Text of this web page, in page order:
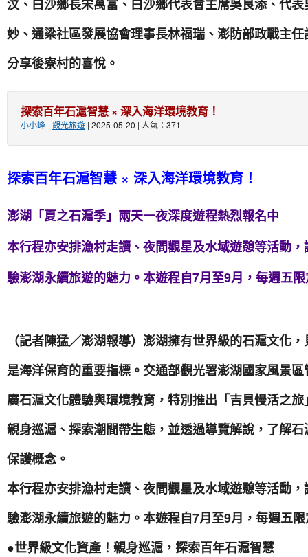
汶、白沙鄉長宋萬富、白沙鄉代表會主席吳良添、代
妙、通梁社區發展協會理事長林福瑞、澎防部政戰主
分享後寮村的喜悅。
探索百年石滬智慧 × 深入海洋環境教育！
小小峰-觀光旅遊 | 2025-05-20 | 人氣：371
探索百年石滬智慧 × 深入海洋環境教育！
澎湖「夏之石滬季」兩天一夜深度遊程熱烈報名中
本行程亦安排漁村走讀、夜間觀星及水域遊憩等活動
驗澎湖永續旅遊的魅力。本遊程自7月至9月，每週五
（記者陳猛／澎湖報導）澎湖擁有世界級的石滬文化
是海洋保育的重要指標。交通部觀光署澎湖國家風景
廣石滬文化體驗與環境教育，特別推出「吉貝慢活之
親身巡滬、探索潮間帶生態，並透過導覽解說，了解
保護概念。
本行程亦安排漁村走讀、夜間觀星及水域遊憩等活動
驗澎湖永續旅遊的魅力。本遊程自7月至9月，每週五
●世界級文化資產！親身巡滬，探索百年石滬智慧